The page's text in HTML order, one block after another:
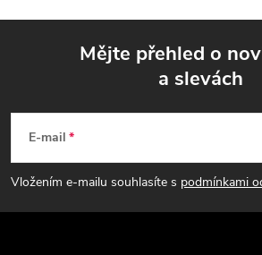
p
a
Mějte přehled o
a slevách
E-mail
Vložením e-mailu souhlasíte s podmínkami